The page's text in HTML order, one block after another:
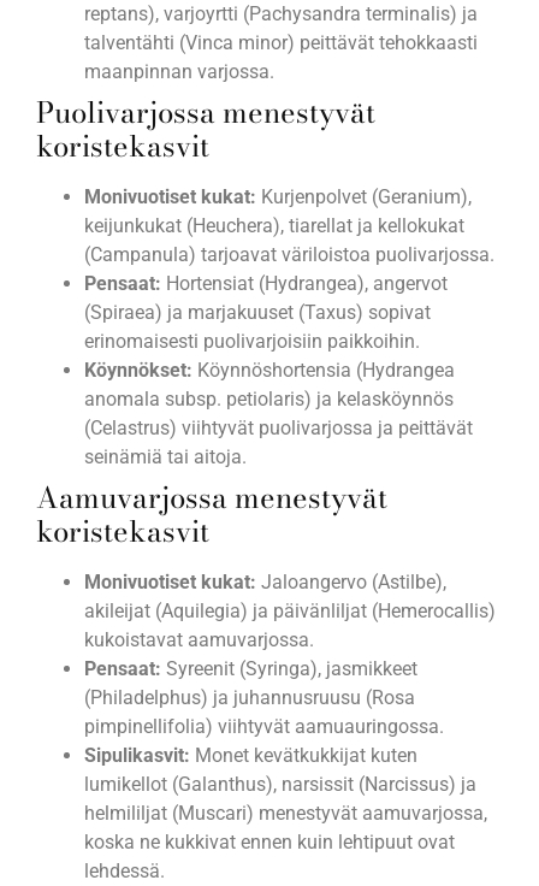
reptans), varjoyrtti (Pachysandra terminalis) ja
talventähti (Vinca minor) peittävät tehokkaasti
maanpinnan varjossa.
Puolivarjossa menestyvät
koristekasvit
Monivuotiset kukat: Kurjenpolvet (Geranium),
keijunkukat (Heuchera), tiarellat ja kellokukat
(Campanula) tarjoavat väriloistoa puolivarjossa.
Pensaat: Hortensiat (Hydrangea), angervot
(Spiraea) ja marjakuuset (Taxus) sopivat
erinomaisesti puolivarjoisiin paikkoihin.
Köynnökset: Köynnöshortensia (Hydrangea
anomala subsp. petiolaris) ja kelasköynnös
(Celastrus) viihtyvät puolivarjossa ja peittävät
seinämiä tai aitoja.
Aamuvarjossa menestyvät
koristekasvit
Monivuotiset kukat: Jaloangervo (Astilbe),
akileijat (Aquilegia) ja päivänliljat (Hemerocallis)
kukoistavat aamuvarjossa.
Pensaat: Syreenit (Syringa), jasmikkeet
(Philadelphus) ja juhannusruusu (Rosa
pimpinellifolia) viihtyvät aamuauringossa.
Sipulikasvit: Monet kevätkukkijat kuten
lumikellot (Galanthus), narsissit (Narcissus) ja
helmililjat (Muscari) menestyvät aamuvarjossa,
koska ne kukkivat ennen kuin lehtipuut ovat
lehdessä.